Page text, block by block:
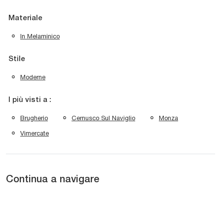
Materiale
In Melaminico
Stile
Moderne
I più visti a :
Brugherio Cernusco Sul Naviglio Monza
Vimercate
Continua a navigare